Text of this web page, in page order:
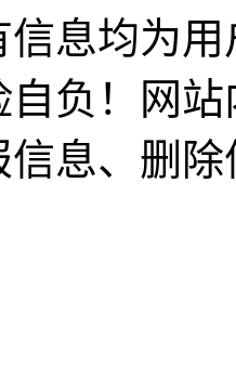
信息均为
自负！网
息、删